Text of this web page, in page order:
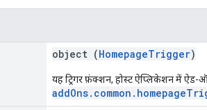
object (HomepageTrigger)
यह ट्रिगर फ़ंक्शन, होस्ट ऐप्लिकेशन में ऐड-